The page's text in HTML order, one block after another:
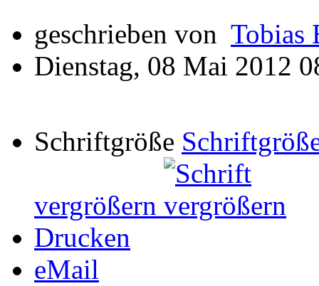
geschrieben von Tobias
Dienstag, 08 Mai 2012
Schriftgröße
vergrößern
Drucken
eMail